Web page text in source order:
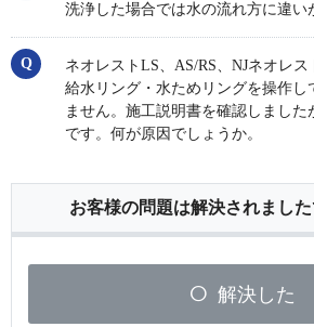
洗浄した場合では水の流れ方に違い
ネオレストLS、AS/RS、NJネオレ
給水リング・水ためリングを操作し
ません。施工説明書を確認しました
です。何が原因でしょうか。
お客様の問題は解決されまし
解決した